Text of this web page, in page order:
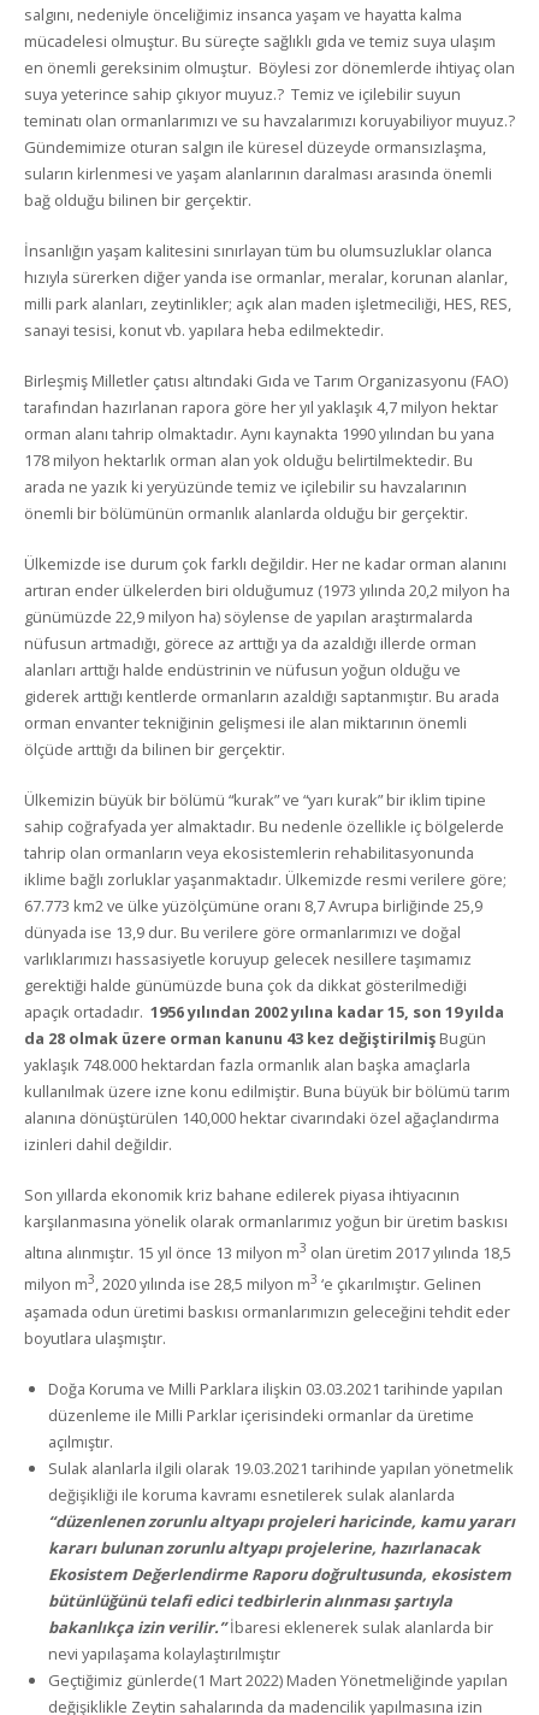
salgını, nedeniyle önceliğimiz insanca yaşam ve hayatta kalma
mücadelesi olmuştur. Bu süreçte sağlıklı gıda ve temiz suya ulaşım
en önemli gereksinim olmuştur. Böylesi zor dönemlerde ihtiyaç olan
suya yeterince sahip çıkıyor muyuz.? Temiz ve içilebilir suyun
teminatı olan ormanlarımızı ve su havzalarımızı koruyabiliyor muyuz.?
Gündemimize oturan salgın ile küresel düzeyde ormansızlaşma,
suların kirlenmesi ve yaşam alanlarının daralması arasında önemli
bağ olduğu bilinen bir gerçektir.
İnsanlığın yaşam kalitesini sınırlayan tüm bu olumsuzluklar olanca
hızıyla sürerken diğer yanda ise ormanlar, meralar, korunan alanlar,
milli park alanları, zeytinlikler; açık alan maden işletmeciliği, HES, RES,
sanayi tesisi, konut vb. yapılara heba edilmektedir.
Birleşmiş Milletler çatısı altındaki Gıda ve Tarım Organizasyonu (FAO)
tarafından hazırlanan rapora göre her yıl yaklaşık 4,7 milyon hektar
orman alanı tahrip olmaktadır. Aynı kaynakta 1990 yılından bu yana
178 milyon hektarlık orman alan yok olduğu belirtilmektedir. Bu
arada ne yazık ki yeryüzünde temiz ve içilebilir su havzalarının
önemli bir bölümünün ormanlık alanlarda olduğu bir gerçektir.
Ülkemizde ise durum çok farklı değildir. Her ne kadar orman alanını
artıran ender ülkelerden biri olduğumuz (1973 yılında 20,2 milyon ha
günümüzde 22,9 milyon ha) söylense de yapılan araştırmalarda
nüfusun artmadığı, görece az arttığı ya da azaldığı illerde orman
alanları arttığı halde endüstrinin ve nüfusun yoğun olduğu ve
giderek arttığı kentlerde ormanların azaldığı saptanmıştır. Bu arada
orman envanter tekniğinin gelişmesi ile alan miktarının önemli
ölçüde arttığı da bilinen bir gerçektir.
Ülkemizin büyük bir bölümü “kurak” ve “yarı kurak” bir iklim tipine
sahip coğrafyada yer almaktadır. Bu nedenle özellikle iç bölgelerde
tahrip olan ormanların veya ekosistemlerin rehabilitasyonunda
iklime bağlı zorluklar yaşanmaktadır. Ülkemizde resmi verilere göre;
67.773 km2 ve ülke yüzölçümüne oranı 8,7 Avrupa birliğinde 25,9
dünyada ise 13,9 dur. Bu verilere göre ormanlarımızı ve doğal
varlıklarımızı hassasiyetle koruyup gelecek nesillere taşımamız
gerektiği halde günümüzde buna çok da dikkat gösterilmediği
apaçık ortadadır. 1956 yılından 2002 yılına kadar 15, son 19 yılda
da 28 olmak üzere orman kanunu 43 kez değiştirilmiş Bugün
yaklaşık 748.000 hektardan fazla ormanlık alan başka amaçlarla
kullanılmak üzere izne konu edilmiştir. Buna büyük bir bölümü tarım
alanına dönüştürülen 140,000 hektar civarındaki özel ağaçlandırma
izinleri dahil değildir.
Son yıllarda ekonomik kriz bahane edilerek piyasa ihtiyacının
karşılanmasına yönelik olarak ormanlarımız yoğun bir üretim baskısı
altına alınmıştır. 15 yıl önce 13 milyon m3 olan üretim 2017 yılında 18,5
milyon m3, 2020 yılında ise 28,5 milyon m3 ‘e çıkarılmıştır. Gelinen
aşamada odun üretimi baskısı ormanlarımızın geleceğini tehdit eder
boyutlara ulaşmıştır.
Doğa Koruma ve Milli Parklara ilişkin 03.03.2021 tarihinde yapılan
düzenleme ile Milli Parklar içerisindeki ormanlar da üretime
açılmıştır.
Sulak alanlarla ilgili olarak 19.03.2021 tarihinde yapılan yönetmelik
değişikliği ile koruma kavramı esnetilerek sulak alanlarda
“düzenlenen zorunlu altyapı projeleri haricinde, kamu yararı
kararı bulunan zorunlu altyapı projelerine, hazırlanacak
Ekosistem Değerlendirme Raporu doğrultusunda, ekosistem
bütünlüğünü telafi edici tedbirlerin alınması şartıyla
bakanlıkça izin verilir.”İbaresi eklenerek sulak alanlarda bir
nevi yapılaşama kolaylaştırılmıştır
Geçtiğimiz günlerde(1 Mart 2022) Maden Yönetmeliğinde yapılan
değişiklikle Zeytin sahalarında da madencilik yapılmasına izin